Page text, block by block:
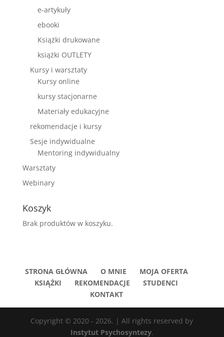
e-artykuły
ebooki
Książki drukowane
książki OUTLETY
Kursy i warsztaty
Kursy online
kursy stacjonarne
Materiały edukacyjne
rekomendacje i kursy
Sesje indywidualne
Mentoring indywidualny
Warsztaty
Webinary
Koszyk
Brak produktów w koszyku.
STRONA GŁÓWNA O MNIE
MOJA OFERTA
KSIĄŻKI
REKOMENDACJE
STUDENCI
KONTAKT
Copyright © 2020 - 2026. | All rights reserved by
Instytut Psychosyntezy.